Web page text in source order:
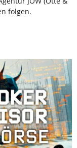
folgen.